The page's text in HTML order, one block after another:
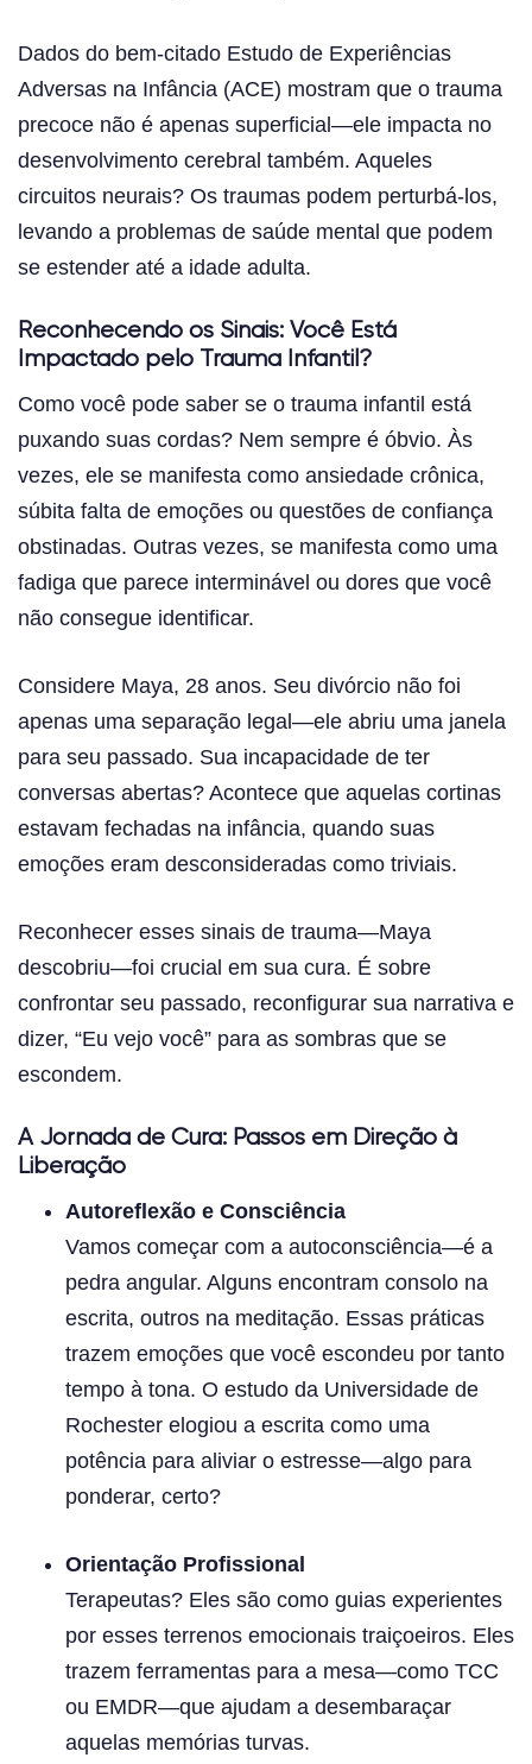
Dados do bem-citado Estudo de Experiências
Adversas na Infância (ACE) mostram que o trauma
precoce não é apenas superficial—ele impacta no
desenvolvimento cerebral também. Aqueles
circuitos neurais? Os traumas podem perturbá-los,
levando a problemas de saúde mental que podem
se estender até a idade adulta.
Reconhecendo os Sinais: Você Está
Impactado pelo Trauma Infantil?
Como você pode saber se o trauma infantil está
puxando suas cordas? Nem sempre é óbvio. Às
vezes, ele se manifesta como ansiedade crônica,
súbita falta de emoções ou questões de confiança
obstinadas. Outras vezes, se manifesta como uma
fadiga que parece interminável ou dores que você
não consegue identificar.
Considere Maya, 28 anos. Seu divórcio não foi
apenas uma separação legal—ele abriu uma janela
para seu passado. Sua incapacidade de ter
conversas abertas? Acontece que aquelas cortinas
estavam fechadas na infância, quando suas
emoções eram desconsideradas como triviais.
Reconhecer esses sinais de trauma—Maya
descobriu—foi crucial em sua cura. É sobre
confrontar seu passado, reconfigurar sua narrativa e
dizer, “Eu vejo você” para as sombras que se
escondem.
A Jornada de Cura: Passos em Direção à
Liberação
Autoreflexão e Consciência
Vamos começar com a autoconsciência—é a
pedra angular. Alguns encontram consolo na
escrita, outros na meditação. Essas práticas
trazem emoções que você escondeu por tanto
tempo à tona. O estudo da Universidade de
Rochester elogiou a escrita como uma
potência para aliviar o estresse—algo para
ponderar, certo?
Orientação Profissional
Terapeutas? Eles são como guias experientes
por esses terrenos emocionais traiçoeiros. Eles
trazem ferramentas para a mesa—como TCC
ou EMDR—que ajudam a desembaraçar
aquelas memórias turvas.